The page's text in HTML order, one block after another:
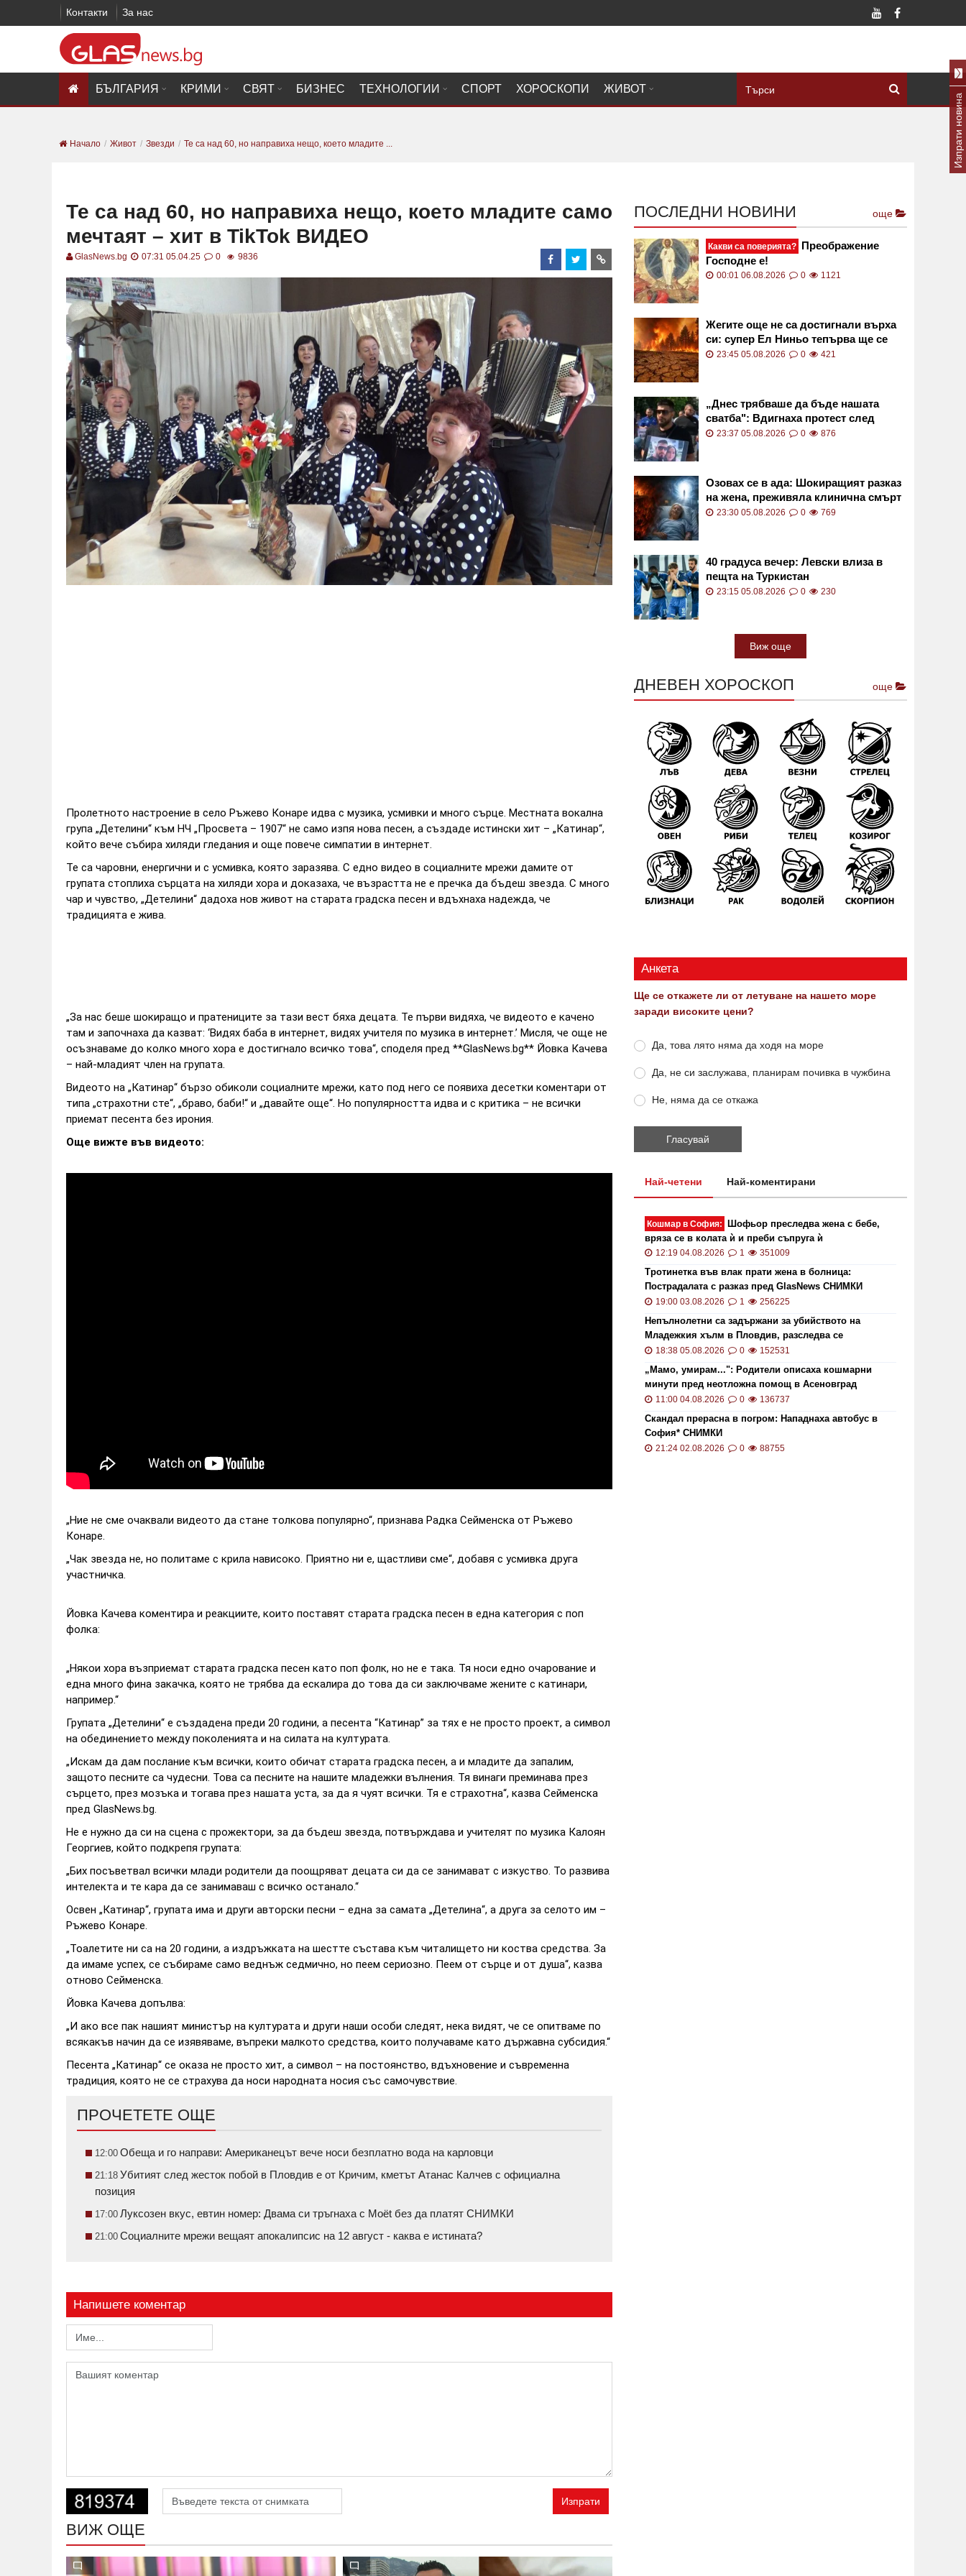
Контакти За нас
БЪЛГАРИЯ КРИМИ СВЯТ БИЗНЕС ТЕХНОЛОГИИ СПОРТ ХОРОСКОПИ ЖИВОТ
Начало Живот Звезди Те са над 60, но направиха нещо, което младите ...
Те са над 60, но направиха нещо, което младите само
мечтаят – хит в TikTok ВИДЕО
GlasNews.bg 07:31 05.04.25 0 9836
Пролетното настроение в село Ръжево Конаре идва с музика, усмивки и много сърце. Местната вокална
група „Детелини“ към НЧ „Просвета – 1907“ не само изпя нова песен, а създаде истински хит – „Катинар“,
който вече събира хиляди гледания и още повече симпатии в интернет.
Те са чаровни, енергични и с усмивка, която заразява. С едно видео в социалните мрежи дамите от
групата стоплиха сърцата на хиляди хора и доказаха, че възрастта не е пречка да бъдеш звезда. С много
чар и чувство, „Детелини“ дадоха нов живот на старата градска песен и вдъхнаха надежда, че
традицията е жива.
„За нас беше шокиращо и пратениците за тази вест бяха децата. Те първи видяха, че видеото е качено
там и започнаха да казват: ‘Видях баба в интернет, видях учителя по музика в интернет.’ Мисля, че още не
осъзнаваме до колко много хора е достигнало всичко това“, споделя пред **GlasNews.bg** Йовка Качева
– най-младият член на групата.
Видеото на „Катинар“ бързо обиколи социалните мрежи, като под него се появиха десетки коментари от
типа „страхотни сте“, „браво, баби!“ и „давайте още“. Но популярността идва и с критика – не всички
приемат песента без ирония.
Още вижте във видеото:
„Ние не сме очаквали видеото да стане толкова популярно“, признава Радка Сейменска от Ръжево
Конаре.
„Чак звезда не, но политаме с крила нависоко. Приятно ни е, щастливи сме“, добавя с усмивка друга
участничка.
Йовка Качева коментира и реакциите, които поставят старата градска песен в една категория с поп
фолка:
„Някои хора възприемат старата градска песен като поп фолк, но не е така. Тя носи едно очарование и
една много фина закачка, която не трябва да ескалира до това да си заключваме жените с катинари,
например.“
Групата „Детелини“ е създадена преди 20 години, а песента “Катинар” за тях е не просто проект, а символ
на обединението между поколенията и на силата на културата.
„Искам да дам послание към всички, които обичат старата градска песен, а и младите да запалим,
защото песните са чудесни. Това са песните на нашите младежки вълнения. Тя винаги преминава през
сърцето, през мозъка и тогава през нашата уста, за да я чуят всички. Тя е страхотна“, казва Сейменска
пред GlasNews.bg.
Не е нужно да си на сцена с прожектори, за да бъдеш звезда, потвърждава и учителят по музика Калоян
Георгиев, който подкрепя групата:
„Бих посъветвал всички млади родители да поощряват децата си да се занимават с изкуство. То развива
интелекта и те кара да се занимаваш с всичко останало.“
Освен „Катинар“, групата има и други авторски песни – една за самата „Детелина“, а друга за селото им –
Ръжево Конаре.
„Тоалетите ни са на 20 години, а издръжката на шестте състава към читалището ни коства средства. За
да имаме успех, се събираме само веднъж седмично, но пеем сериозно. Пеем от сърце и от душа“, казва
отново Сейменска.
Йовка Качева допълва:
„И ако все пак нашият министър на културата и други наши особи следят, нека видят, че се опитваме по
всякакъв начин да се изявяваме, въпреки малкото средства, които получаваме като държавна субсидия.“
Песента „Катинар“ се оказа не просто хит, а символ – на постоянство, вдъхновение и съвременна
традиция, която не се страхува да носи народната носия със самочувствие.
ПРОЧЕТЕТЕ ОЩЕ
12:00 Обеща и го направи: Американецът вече носи безплатно вода на карловци
21:18 Убитият след жесток побой в Пловдив е от Кричим, кметът Атанас Калчев с официална
позиция
17:00 Луксозен вкус, евтин номер: Двама си тръгнаха с Moët без да платят СНИМКИ
21:00 Социалните мрежи вещаят апокалипсис на 12 август - каква е истината?
Напишете коментар
Изпрати
ВИЖ ОЩЕ
ПОСЛЕДНИ НОВИНИ още
Какви са поверията? Преображение
Господне е!
00:01 06.08.2026 0 1121
Жегите още не са достигнали върха
си: супер Ел Ниньо тепърва ще се
засилва
23:45 05.08.2026 0 421
„Днес трябваше да бъде нашата
сватба": Вдигнаха протест след
смъртта на Даяна
23:37 05.08.2026 0 876
Озовах се в ада: Шокиращият разказ
на жена, преживяла клинична смърт
23:30 05.08.2026 0 769
40 градуса вечер: Левски влиза в
пещта на Туркистан
23:15 05.08.2026 0 230
Виж още
ДНЕВЕН ХОРОСКОП още
Анкета
Ще се откажете ли от летуване на нашето море
заради високите цени?
Да, това лято няма да ходя на море
Да, не си заслужава, планирам почивка в чужбина
Не, няма да се откажа
Най-четени Най-коментирани
Кошмар в София:
Шофьор преследва жена с бебе,
вряза се в колата ѝ и преби съпруга ѝ
12:19 04.08.2026 1 351009
Тротинетка във влак прати жена в болница:
Пострадалата с разказ пред GlasNews СНИМКИ
19:00 03.08.2026 1 256225
Непълнолетни са задържани за убийството на
Младежкия хълм в Пловдив, разследва се
хомофобски мотив
18:38 05.08.2026 0 152531
„Мамо, умирам...": Родители описаха кошмарни
минути пред неотложна помощ в Асеновград
11:00 04.08.2026 0 136737
Скандал прерасна в погром: Нападнаха автобус в
София* СНИМКИ
21:24 02.08.2026 0 88755
Изпрати новина